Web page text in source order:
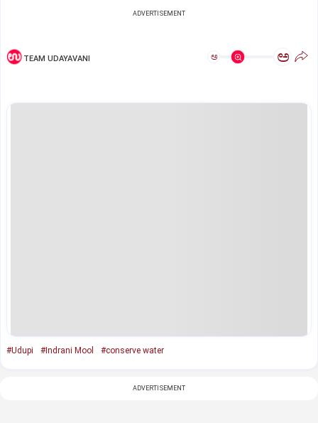
ADVERTISEMENT
TEAM UDAYAVANI ಅ ಅ
#Udupi #Indrani Mool #conserve water
ADVERTISEMENT